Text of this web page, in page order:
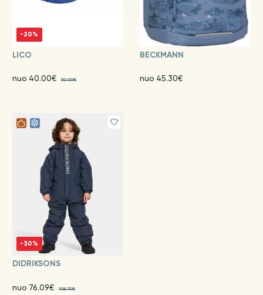
-20%
LICO
nuo 40.00€ 50.00€
BECKMANN
nuo 45.30€
-30%
DIDRIKSONS
nuo 76.09€ 108.70€